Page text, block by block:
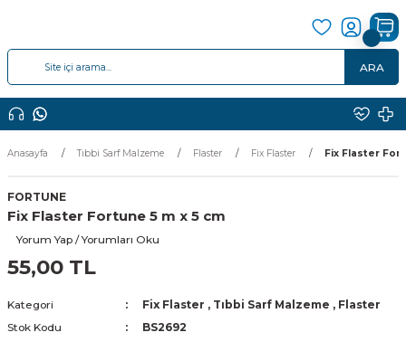
ARA
Anasayfa Tıbbi Sarf Malzeme Flaster Fix Flaster Fix Flaster
FORTUNE
Fix Flaster Fortune 5 m x 5 cm
Yorum Yap / Yorumları Oku
55,00 TL
Kategori Fix Flaster , Tıbbi Sarf Malzeme , Flaster
Stok Kodu
BS2692